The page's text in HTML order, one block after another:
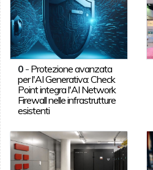
0- Protezione avanzata
per l'AI Generativa: Check
Point integra l'AI Network
Firewall nelle infrastrutture
esistenti